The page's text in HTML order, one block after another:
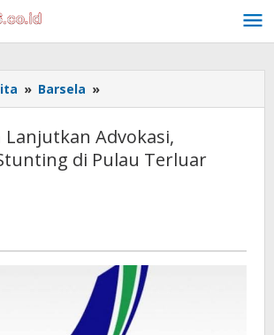
» Barsela »
Aceh
Advokasi,
Turunkan
Aceh
Lanjutkan Advokasi,
di Pulau Terluar